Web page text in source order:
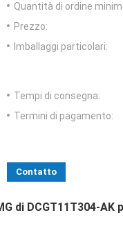
Quantità di ordine
Prezzo:
Imballaggi particolari:
Tempi di consegna:
Termini di pagamento:
Contatto
di DCGT11T304-AK